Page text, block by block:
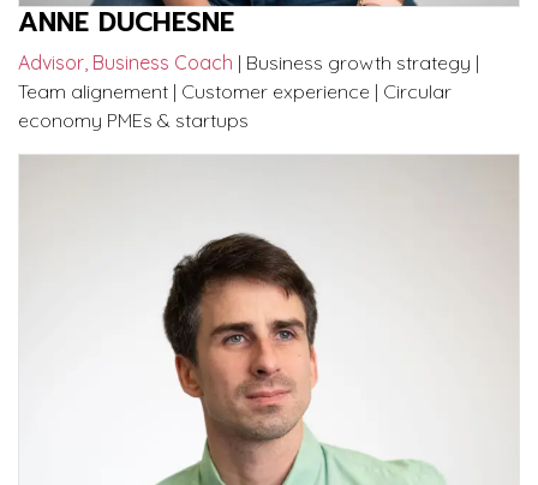
ANNE DUCHESNE
Advisor, Business Coach | Business growth strategy |
Team alignement | Customer experience | Circular
economy PMEs & startups